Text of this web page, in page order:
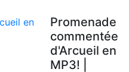
Promenade
commentée
d'Arcueil en
MP3! |